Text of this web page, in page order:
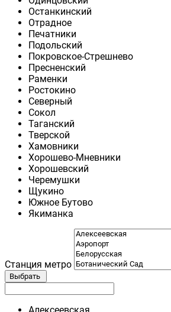
Останкинский
Отрадное
Печатники
Подольский
Покровское-Стрешнево
Пресненский
Раменки
Ростокино
Северный
Сокол
Таганский
Тверской
Хамовники
Хорошево-Мневники
Хорошевский
Черемушки
Щукино
Южное Бутово
Якиманка
Станция метро
Выбрать